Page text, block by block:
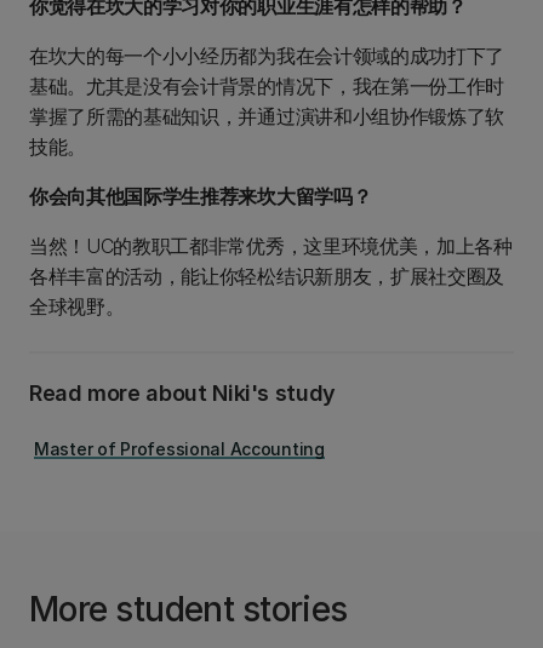
你觉得在坎大的学习对你的职业生涯有怎样的帮助？
在坎大的每一个小小经历都为我在会计领域的成功打下了
基础。尤其是没有会计背景的情况下，我在第一份工作时
掌握了所需的基础知识，并通过演讲和小组协作锻炼了软
技能。
你会向其他国际学生推荐来坎大留学吗？
当然！UC的教职工都非常优秀，这里环境优美，加上各种
各样丰富的活动，能让你轻松结识新朋友，扩展社交圈及
全球视野。
Read more about Niki's study
Master of Professional Accounting
More student stories